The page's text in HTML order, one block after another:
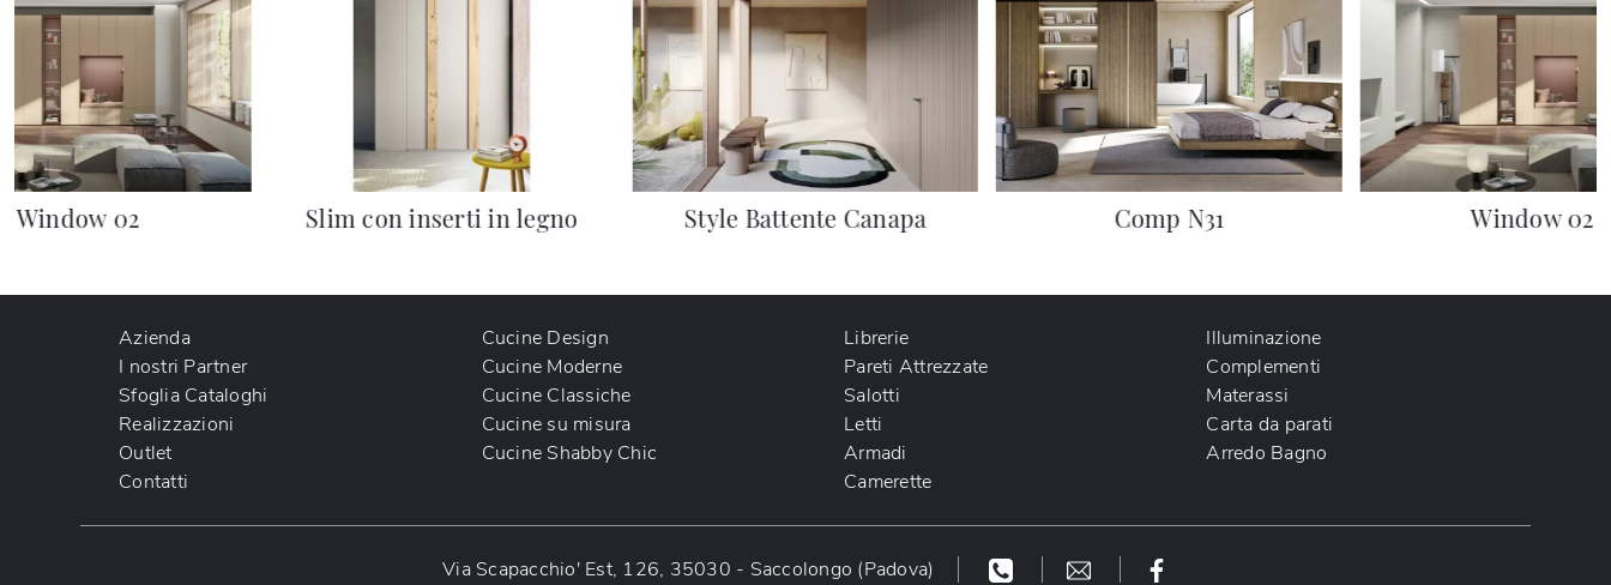
Window 02 Slim con inserti in legno Style Battente Canapa Comp N31 Window 02
Azienda
I nostri Partner
Sfoglia Cataloghi
Realizzazioni
Outlet
Contatti
Cucine Design
Cucine Moderne
Cucine Classiche
Cucine su misura
Cucine Shabby Chic
Librerie
Pareti Attrezzate
Salotti
Letti
Armadi
Camerette
Illuminazione
Complementi
Materassi
Carta da parati
Arredo Bagno
Via Scapacchio' Est, 126, 35030 - Saccolongo (Padova)